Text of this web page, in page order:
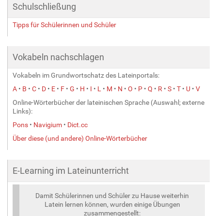
Schulschließung
Tipps für Schülerinnen und Schüler
Vokabeln nachschlagen
Vokabeln im Grundwortschatz des Lateinportals:
A • B • C • D • E • F • G • H • I • L • M • N • O • P • Q • R • S • T • U • V
Online-Wörterbücher der lateinischen Sprache (Auswahl; externe
Links):
Pons • Navigium • Dict.cc
Über diese (und andere) Online-Wörterbücher
E-Learning im Lateinunterricht
Damit Schülerinnen und Schüler zu Hause weiterhin
Latein lernen können, wurden einige Übungen
zusammengestellt: